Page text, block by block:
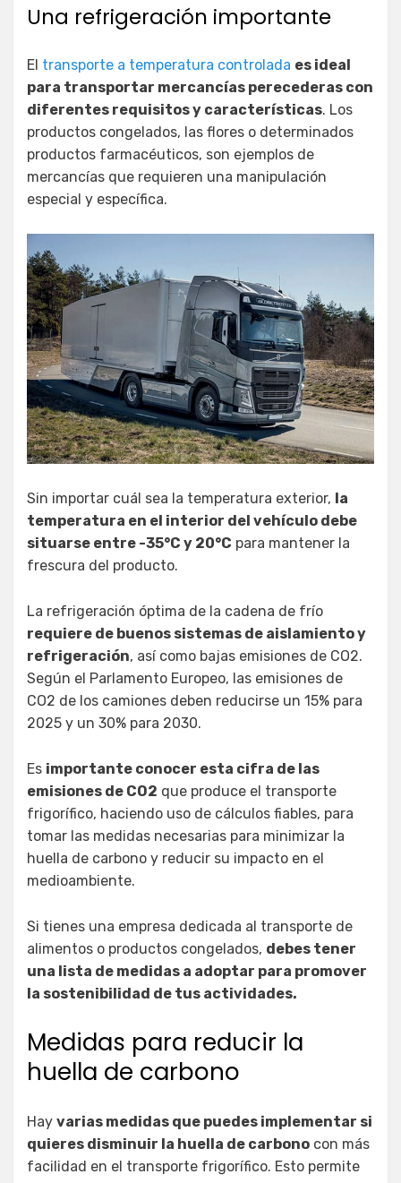
Una refrigeración importante
El transporte a temperatura controlada es ideal
para transportar mercancías perecederas con
diferentes requisitos y características. Los
productos congelados, las flores o determinados
productos farmacéuticos, son ejemplos de
mercancías que requieren una manipulación
especial y específica.
Sin importar cuál sea la temperatura exterior, la
temperatura en el interior del vehículo debe
situarse entre -35°C y 20°C para mantener la
frescura del producto.
La refrigeración óptima de la cadena de frío
requiere de buenos sistemas de aislamiento y
refrigeración, así como bajas emisiones de CO2.
Según el Parlamento Europeo, las emisiones de
CO2 de los camiones deben reducirse un 15% para
2025 y un 30% para 2030.
Es importante conocer esta cifra de las
emisiones de CO2 que produce el transporte
frigorífico, haciendo uso de cálculos fiables, para
tomar las medidas necesarias para minimizar la
huella de carbono y reducir su impacto en el
medioambiente.
Si tienes una empresa dedicada al transporte de
alimentos o productos congelados, debes tener
una lista de medidas a adoptar para promover
la sostenibilidad de tus actividades.
Medidas para reducir la
huella de carbono
Hay varias medidas que puedes implementar si
quieres disminuir la huella de carbono con más
facilidad en el transporte frigorífico. Esto permite